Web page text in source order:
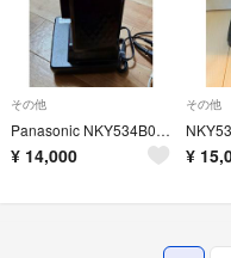
その他
Panasonic NKY534B02 8Ah Li-ion ブラック 状
¥ 14,000
その他
¥